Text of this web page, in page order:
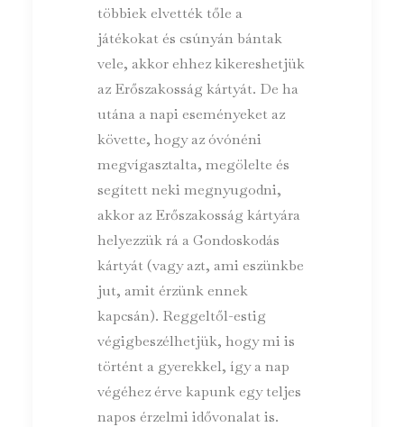
többiek elvették tőle a
játékokat és csúnyán bántak
vele, akkor ehhez kikereshetjük
az Erőszakosság kártyát. De ha
utána a napi eseményeket az
követte, hogy az óvónéni
megvígasztalta, megölelte és
segített neki megnyugodni,
akkor az Erőszakosság kártyára
helyezzük rá a Gondoskodás
kártyát (vagy azt, ami eszünkbe
jut, amit érzünk ennek
kapcsán). Reggeltől-estig
végigbeszélhetjük, hogy mi is
történt a gyerekkel, így a nap
végéhez érve kapunk egy teljes
napos érzelmi idővonalat is.